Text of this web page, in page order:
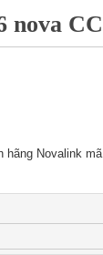
Novalink